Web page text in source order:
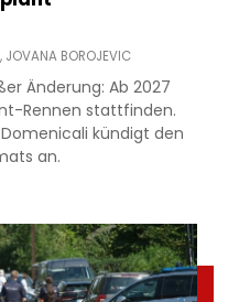
JOVANA BOROJEVIC
Änderung: Ab 2027
Rennen stattfinden.
Domenicali kündigt den
an.